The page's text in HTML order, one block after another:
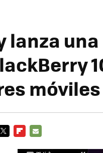
lanza
móviles